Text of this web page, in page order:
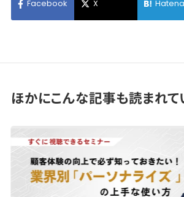
Facebook X Hatena
ほかにこんな記事も読まれて